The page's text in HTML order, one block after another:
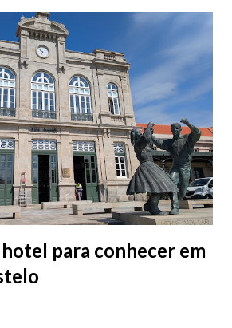
para conhecer em